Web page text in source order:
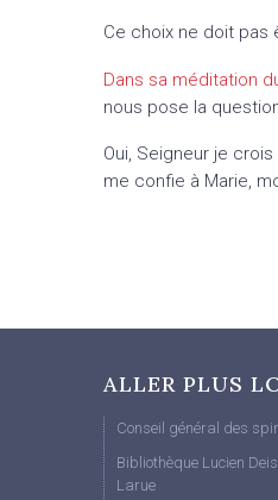
Ce choix ne doit pas
Dans sa méditation
nous pose la
Oui, Seigneur je
me confie à Marie,
ALLER PLUS
Conseil général des
Bibliothèque Lucien
Larue